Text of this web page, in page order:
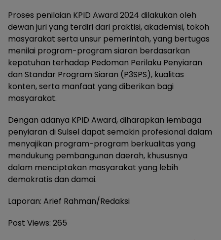
Proses penilaian KPID Award 2024 dilakukan oleh
dewan juri yang terdiri dari praktisi, akademisi, tokoh
masyarakat serta unsur pemerintah, yang bertugas
menilai program-program siaran berdasarkan
kepatuhan terhadap Pedoman Perilaku Penyiaran
dan Standar Program Siaran (P3SPS), kualitas
konten, serta manfaat yang diberikan bagi
masyarakat.
Dengan adanya KPID Award, diharapkan lembaga
penyiaran di Sulsel dapat semakin profesional dalam
menyajikan program-program berkualitas yang
mendukung pembangunan daerah, khususnya
dalam menciptakan masyarakat yang lebih
demokratis dan damai.
Laporan: Arief Rahman/Redaksi
Post Views: 265